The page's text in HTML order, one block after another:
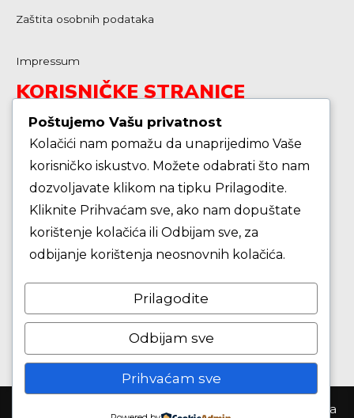
Zaštita osobnih podataka
Impressum
KORISNIČKE STRANICE
Škola košarke
Zašto je dobro upisati dijete na košarku?
Pravila i igralište
Seniori
Košarkaški klub Samobor ©2026. Sva prva pridržana
Poštujemo Vašu privatnost
Kolačići nam pomažu da unaprijedimo Vaše
korisničko iskustvo. Možete odabrati što nam
dozvoljavate klikom na tipku Prilagodite.
Kliknite Prihvaćam sve, ako nam dopuštate
korištenje kolačića ili Odbijam sve, za
odbijanje korištenja neosnovnih kolačića.
Prilagodite
Odbijam sve
Prihvaćam sve